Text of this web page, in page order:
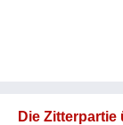
Die Zitterpartie